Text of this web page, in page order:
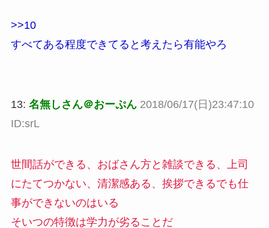
>>10
すべてある程度できてると考えたら有能やろ
13: 名無しさん＠おーぷん 2018/06/17(日)23:47:10
ID:srL
世間話ができる、おばさん方と雑談できる、上司
にたてつかない、清潔感ある、挨拶できるでも仕
事ができないのはいる
そいつの特徴は学力が劣ることだ